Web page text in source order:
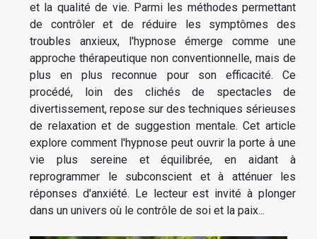
et la qualité de vie. Parmi les méthodes permettant
de contrôler et de réduire les symptômes des
troubles anxieux, l'hypnose émerge comme une
approche thérapeutique non conventionnelle, mais de
plus en plus reconnue pour son efficacité. Ce
procédé, loin des clichés de spectacles de
divertissement, repose sur des techniques sérieuses
de relaxation et de suggestion mentale. Cet article
explore comment l'hypnose peut ouvrir la porte à une
vie plus sereine et équilibrée, en aidant à
reprogrammer le subconscient et à atténuer les
réponses d'anxiété. Le lecteur est invité à plonger
dans un univers où le contrôle de soi et la paix...